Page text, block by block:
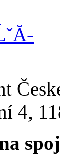
4,